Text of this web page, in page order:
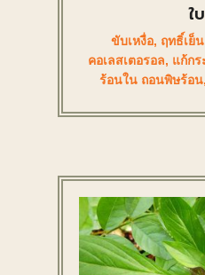
ใ
ขับเหงื่อ, ฤทธิ์เย็น
คอเลสเตอรอล, แก้กร
ร้อนใน ถอนพิษร้อน,